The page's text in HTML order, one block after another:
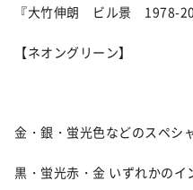
『大竹伸朗 ビル景 1978-
【ネオングリーン】
金・銀・蛍光色などのスペシ
黒・蛍光赤・金 いずれかのイ